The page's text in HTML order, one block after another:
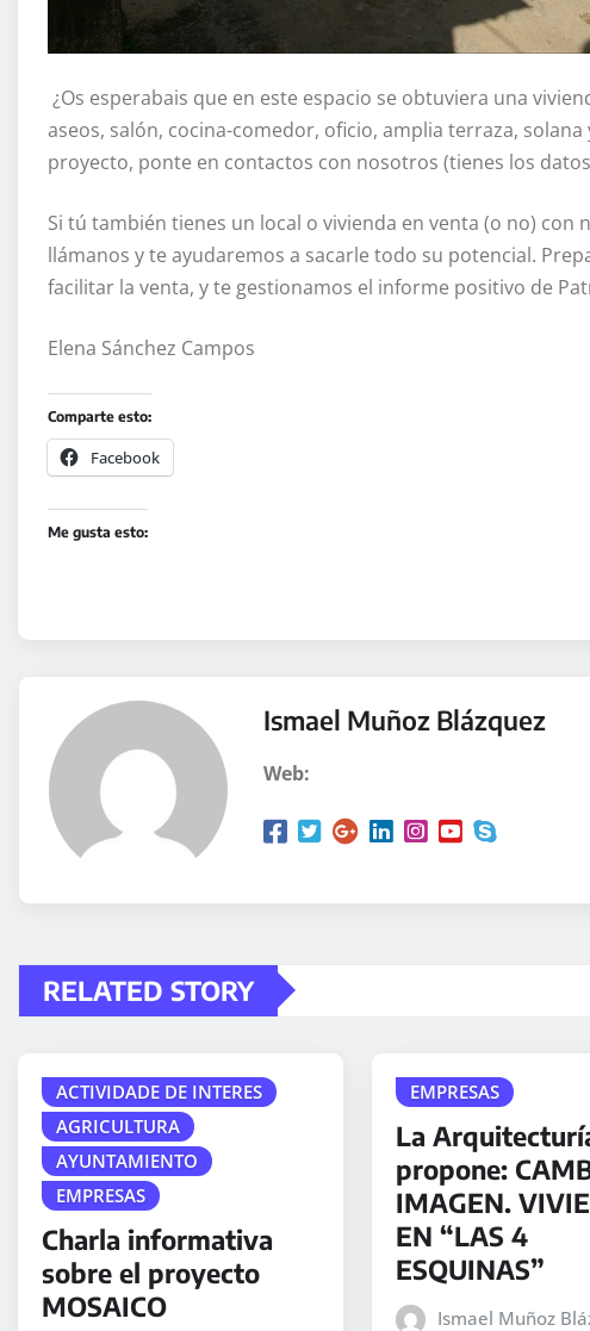
¿Os esperabais que en este espacio se obtuviera una
aseos, salón, cocina-comedor, oficio, amplia terraza, solana
proyecto, ponte en contactos con nosotros (tienes los
Si tú también tienes un local o vivienda en venta (o no) con
llámanos y te ayudaremos a sacarle todo su potencial.
facilitar la venta, y te gestionamos el informe positivo de
Elena Sánchez Campos
Comparte esto:
Facebook
Me gusta esto:
Ismael Muñoz Blázquez
Web:
RELATED STORY
ACTIVIDADE DE INTERES
AGRICULTURA
AYUNTAMIENTO
EMPRESAS
Charla informativa
sobre el proyecto
MOSAICO
EMPRESAS
La
propone:
IMAGEN.
EN “LAS 4
ESQUINAS”
Ismael Muñoz